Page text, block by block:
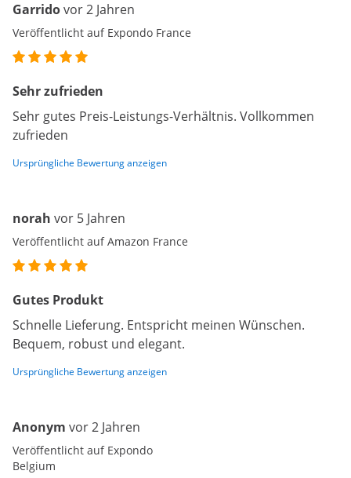
Garridovor 2 Jahren
Veröffentlicht auf Expondo France
Sehr zufrieden
Sehr gutes Preis-Leistungs-Verhältnis. Vollkommen
zufrieden
Ursprüngliche Bewertung anzeigen
norah vor 5 Jahren
Veröffentlicht auf Amazon France
Gutes Produkt
Schnelle Lieferung. Entspricht meinen Wünschen.
Bequem, robust und elegant.
Ursprüngliche Bewertung anzeigen
Anonym vor 2 Jahren
Veröffentlicht auf Expondo
Belgium